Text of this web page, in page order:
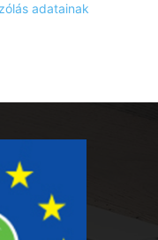
adatainak